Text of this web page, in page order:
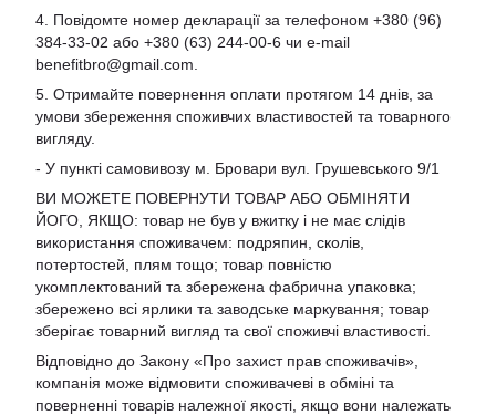
4. Повідомте номер декларації за телефоном +380 (96)
384-33-02 або +380 (63) 244-00-6 чи e-mail
benefitbro@gmail.com
5. Отримайте повернення оплати протягом 14 днів, за
умови збереження споживчих властивостей та товарного
вигляду.
- У пункті самовивозу м. Бровари вул. Грушевського 9/1
ВИ МОЖЕТЕ ПОВЕРНУТИ ТОВАР АБО ОБМІНЯТИ
ЙОГО, ЯКЩО: товар не був у вжитку і не має слідів
використання споживачем: подряпин, сколів,
потертостей, плям тощо; товар повністю
укомплектований та збережена фабрична упаковка;
збережено всі ярлики та заводське маркування; товар
зберігає товарний вигляд та свої споживчі властивості.
Відповідно до Закону «Про захист прав споживачів»,
компанія може відмовити споживачеві в обміні та
поверненні товарів належної якості, якщо вони належать